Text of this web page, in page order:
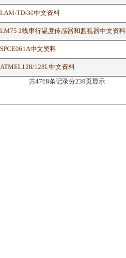
LAM-TD-30中文资料
LM75 2线串行温度传感器和监视器中文资料
SPCE061A中文资料
ATMEL128/128L中文资料
共4768条记录分239页显示